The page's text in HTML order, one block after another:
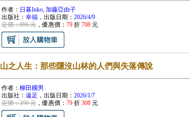
作者： 日暮Inko, 加藤亞由子
出版社： 幸福，出版日期： 2026/4/9
定價：896 元，優惠價： 79折 708元
山之人生：那些隱沒山林的人們與失落傳說
作者： 柳田國男
出版社： 遠足 ，出版日期： 2026/1/7
定價：390 元，優惠價： 79折 308元